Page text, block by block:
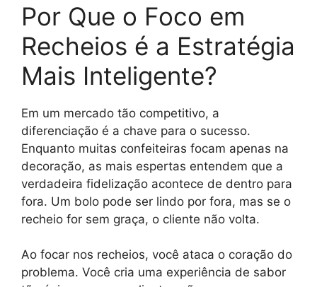
Por Que o Foco em
Recheios é a Estratégia
Mais Inteligente?
Em um mercado tão competitivo, a
diferenciação é a chave para o sucesso.
Enquanto muitas confeiteiras focam apenas na
decoração, as mais espertas entendem que a
verdadeira fidelização acontece de dentro para
fora. Um bolo pode ser lindo por fora, mas se o
recheio for sem graça, o cliente não volta.
Ao focar nos recheios, você ataca o coração do
problema. Você cria uma experiência de sabor